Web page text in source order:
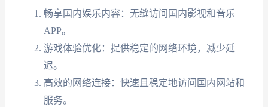
畅享国内娱乐内容：无缝访问国内影视和音乐
APP。
游戏体验优化：提供稳定的网络环境，减少延
迟。
高效的网络连接：快速且稳定地访问国内网站和
服务。